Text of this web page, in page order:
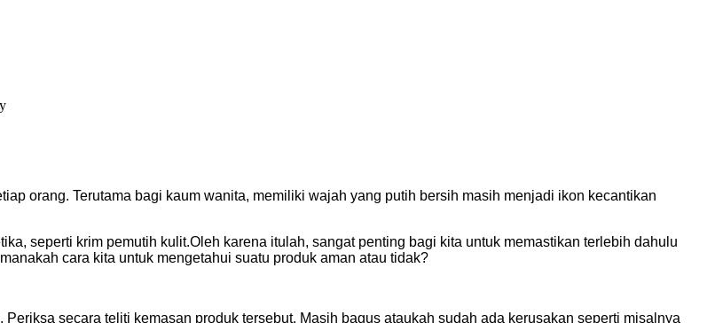
orang. Terutama bagi kaum wanita, memiliki wajah yang putih bersih masih menjadi ikon kecantikan
seperti krim pemutih kulit.Oleh karena itulah, sangat penting bagi kita untuk memastikan terlebih dahulu
cara kita untuk mengetahui suatu produk aman atau tidak?
secara teliti kemasan produk tersebut. Masih bagus ataukah sudah ada kerusakan seperti misalnya